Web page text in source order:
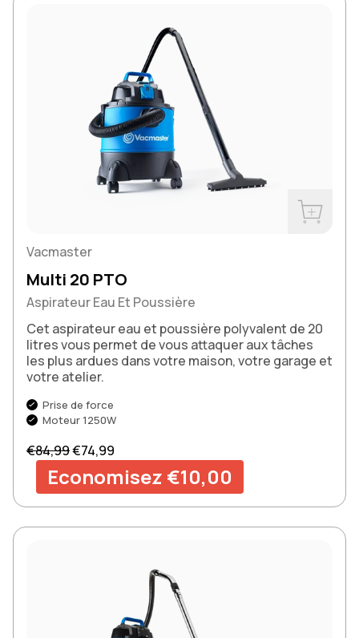
Vacmaster
Multi 20 PTO
Aspirateur Eau Et Poussière
Cet aspirateur eau et poussière polyvalent de 20
litres vous permet de vous attaquer aux tâches
les plus ardues dans votre maison, votre garage et
votre atelier.
Prise de force
Moteur 1250W
Prix normal
€84,99Prix de vente
€74,99
Economisez €10,00